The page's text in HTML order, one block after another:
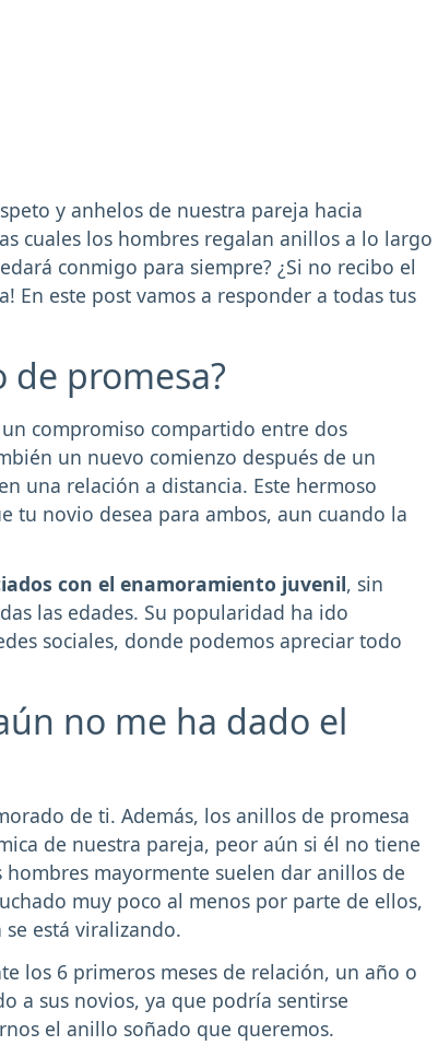
y anhelos de nuestra pareja hacia
cuales los hombres regalan anillos a lo largo
conmigo para siempre? ¿Si no recibo el
En este post vamos a responder a todas tus
de promesa?
compromiso compartido entre dos
un nuevo comienzo después de un
una relación a distancia. Este hermoso
tu novio desea para ambos, aun cuando la
con el enamoramiento juvenil, sin
las edades. Su popularidad ha ido
sociales, donde podemos apreciar todo
no me ha dado el
de ti. Además, los anillos de promesa
de nuestra pareja, peor aún si él no tiene
mayormente suelen dar anillos de
muy poco al menos por parte de ellos,
está viralizando.
los 6 primeros meses de relación, un año o
a sus novios, ya que podría sentirse
el anillo soñado que queremos.